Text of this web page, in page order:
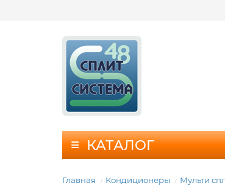
КАТАЛОГ
Главная Кондиционеры Мульти